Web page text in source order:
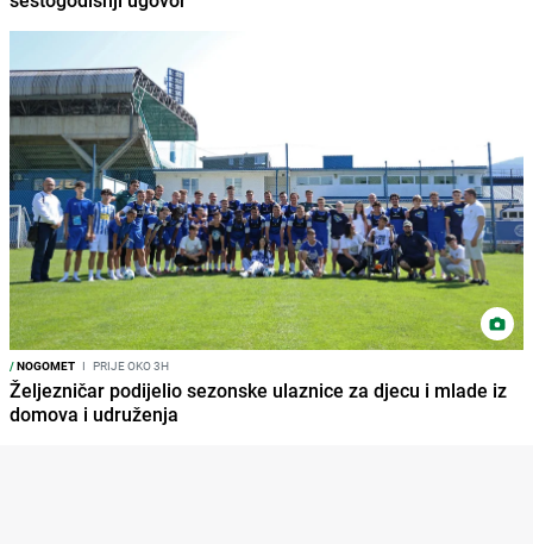
/NOGOMET I PRIJE OKO 3H
Željezničar podijelio sezonske ulaznice za djecu i mlade iz
domova i udruženja